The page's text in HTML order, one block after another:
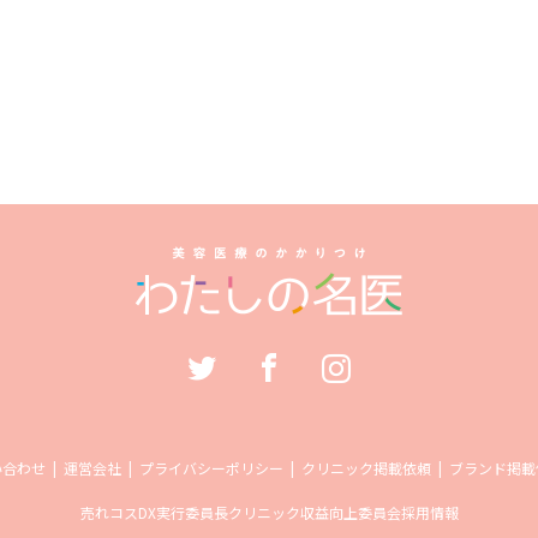
わせ 運営会社 プライバシーポリシー クリニック掲載依頼 ブランド掲
売れコスDX実行委員長クリニック収益向上委員会採用情報